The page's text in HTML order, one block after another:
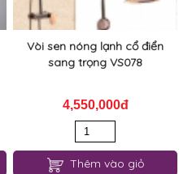
Vòi sen nóng lạnh cổ điển
sang trọng VS078
4,550,000đ
Thêm vào giỏ